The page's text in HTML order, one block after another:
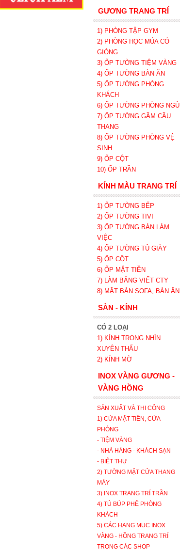
GƯƠNG TRANG TRÍ
1) PHÒNG TẬP GYM
2) PHÒNG HỌC MÚA CÓ
GIÓNG
3) ỐP TƯỜNG TIỆM VÀNG
4) ỐP TƯỜNG BÀN ĂN
5) ỐP TƯỜNG PHÒNG
KHÁCH
6) ỐP TƯỜNG PHÒNG NGỦ
7) ỐP TƯỜNG GẦM CẦU
THANG
8) ỐP TƯỜNG PHÒNG VỆ
SINH
9) ỐP CỘT
10) ỐP TRẦN
KÍNH MÀU TRANG TRÍ
1) ỐP TƯỜNG BẾP
2) ỐP TƯỜNG TIVI
3) ỐP TƯỜNG BÀN LÀM
VIỆC
4) ỐP TƯỜNG TỦ GIÀY
5) ỐP CỘT
6) ỐP MẶT TIỀN
7) LÀM BẢNG VIẾT CTY
8) MẶT BÀN SOFA, BÀN ĂN
SÀN - KÍNH
CÓ 2 LOẠI
1) KÍNH TRONG NHÌN
XUYÊN THẤU
2) KÍNH MỜ
INOX VÀNG GƯƠNG -
VÀNG HỒNG
SẢN XUẤT VÀ THI CÔNG
1) CỬA MẶT TIỀN, CỬA
PHÒNG
- TIỆM VÀNG
- NHÀ HÀNG - KHÁCH SẠN
- BIỆT THỰ
2) TƯỜNG MẶT CỬA THANG
MÁY
3) INOX TRANG TRÍ TRẦN
4) TỦ BÚP PHÊ PHÒNG
KHÁCH
5) CÁC HẠNG MỤC INOX
VÀNG - HỒNG TRANG TRÍ
TRONG CÁC SHOP